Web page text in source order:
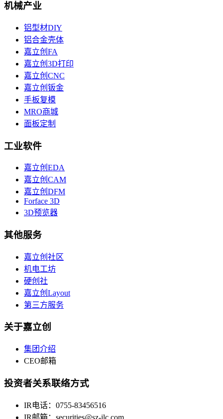
机械产业
铝型材DIY
铝合金壳体
嘉立创FA
嘉立创3D打印
嘉立创CNC
嘉立创钣金
手板复模
MRO商城
面板定制
工业软件
嘉立创EDA
嘉立创CAM
嘉立创DFM
Forface 3D
3D预览器
其他服务
嘉立创社区
机电工坊
硬创社
嘉立创Layout
第三方服务
关于嘉立创
集团介绍
CEO邮箱
投资者关系联络方式
IR电话：0755-83456516
IR邮箱：securities@sz-jlc.com